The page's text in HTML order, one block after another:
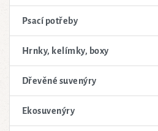
Psací potřeby
Hrnky, kelímky, boxy
Dřevěné suvenýry
Ekosuvenýry